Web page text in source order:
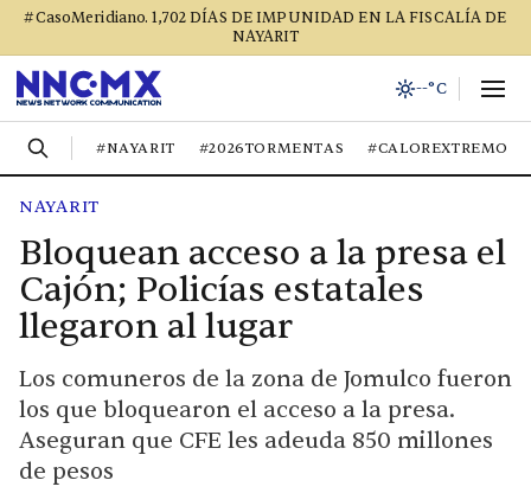
#CasoMeridiano. 1,702 DÍAS DE IMPUNIDAD EN LA FISCALÍA DE
NAYARIT
--°C
#NAYARIT #2026TORMENTAS #CALOREXTREMO
NAYARIT
Bloquean acceso a la presa el
Cajón; Policías estatales
llegaron al lugar
Los comuneros de la zona de Jomulco fueron
los que bloquearon el acceso a la presa.
Aseguran que CFE les adeuda 850 millones
de pesos